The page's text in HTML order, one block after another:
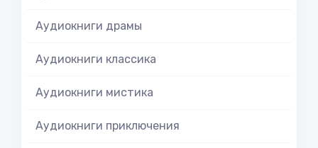
Аудиокниги драмы
Аудиокниги классика
Аудиокниги мистика
Аудиокниги приключения